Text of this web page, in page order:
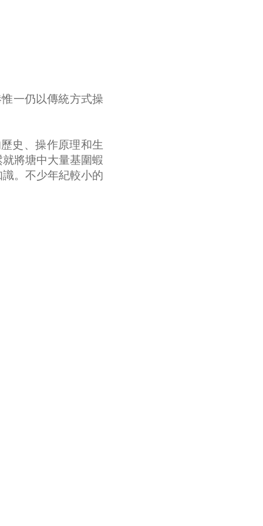
一仍以傳統方式操
史、操作原理和生
將塘中大量基圍蝦
。不少年紀較小的